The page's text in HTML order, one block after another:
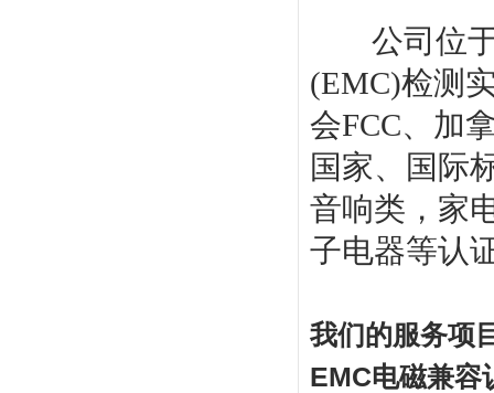
公司位于
(EMC)检测
会FCC、加
国家、国际
音响类，家
子电器等认
我们的服务项
EMC电磁兼容